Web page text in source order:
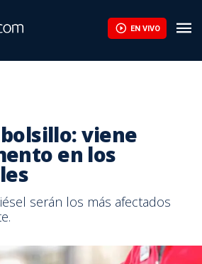
EN VIVO
viene
en los
serán los más afectados